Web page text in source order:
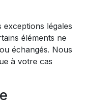
exceptions légales
éléments ne
échangés. Nous
à votre cas